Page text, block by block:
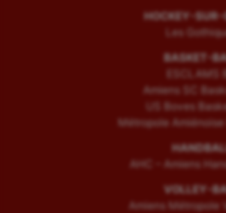
HOCKEY-SUR-
Les
BASKET-
ESCLAMS
Amiens SC
US Boves
Métropole
AHC – Amiens
VOLLEY-
Amiens Métropole